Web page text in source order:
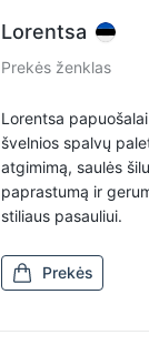
Lorentsa
Prekės ženklas
Lorentsa
švelnios spalvų
atgimimą, saulės
paprastumą ir
stiliaus pasauliui.
Prekės